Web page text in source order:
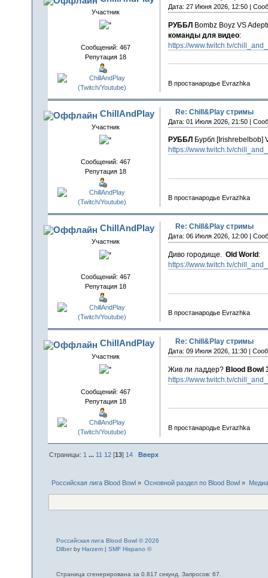
Участник
Сообщений: 467
Репутация 18
Дата: 27 Июня 2026, 12:50 |
РУББЛBombz Boyz VS
команды для видео:
https://www.twitch.tv/
В простанародье Evrazhka
ChillAndPlay
Участник
Сообщений: 467
Репутация 18
Re: Chill&Play стримы
Дата: 01 Июля 2026, 21:50 |
РУББЛ Бурбл [Irishrebelbob]
https://www.twitch.tv/
В простанародье Evrazhka
ChillAndPlay
Участник
Сообщений: 467
Репутация 18
Re: Chill&Play стримы
Дата: 06 Июля 2026, 12:00 |
Диво городище. Old World :
https://www.twitch.tv/
В простанародье Evrazhka
ChillAndPlay
Участник
Сообщений: 467
Репутация 18
Re: Chill&Play стримы
Дата: 09 Июля 2026, 11:30 |
Жив ли ладдер? Blood Bowl
https://www.twitch.tv/
В простанародье Evrazhka
Страницы: 1 ... 11 12 [13] 14 Вверх
Российская лига Blood Bowl » Основной раздел по Blood Bowl » Медиа
Российская лига Blood Bowl © 2026
Dilberby Harzem| SMF Hispano ©
Страница сгенерирована за 0.817 секунд. Запросов: 67.